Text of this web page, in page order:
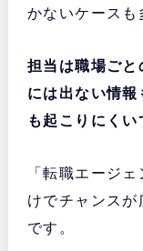
かないケースも
担当は職場ごと
には出ない情
も起こりにくい
「転職エージ
けでチャンスが
です。